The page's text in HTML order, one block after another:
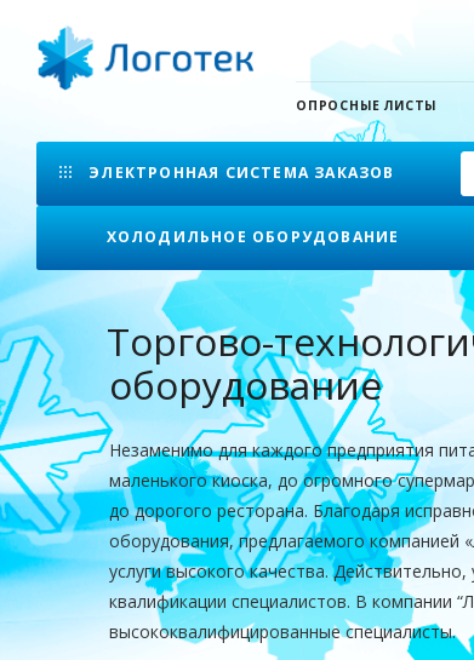
ОПРОСНЫЕ ЛИСТЫ
ЭЛЕКТРОННАЯ СИСТЕМА ЗАКАЗОВ
ХОЛОДИЛЬНОЕ ОБОРУДОВАНИЕ
Торгово-
оборудование
Незаменимо для каждого предприятия
маленького киоска, до огромного
до дорогого ресторана. Благодаря
оборудования, предлагаемого компанией
услуги высокого качества.
квалификации специалистов. В компании
высококвалифицированные специалисты.